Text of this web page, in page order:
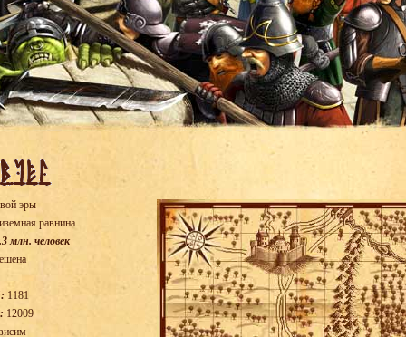
эры
равнина
млн. человек
1181
12009